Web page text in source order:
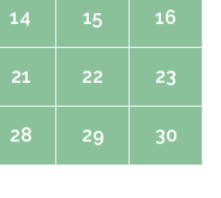
14 15 16
21 22 23
28 29 30